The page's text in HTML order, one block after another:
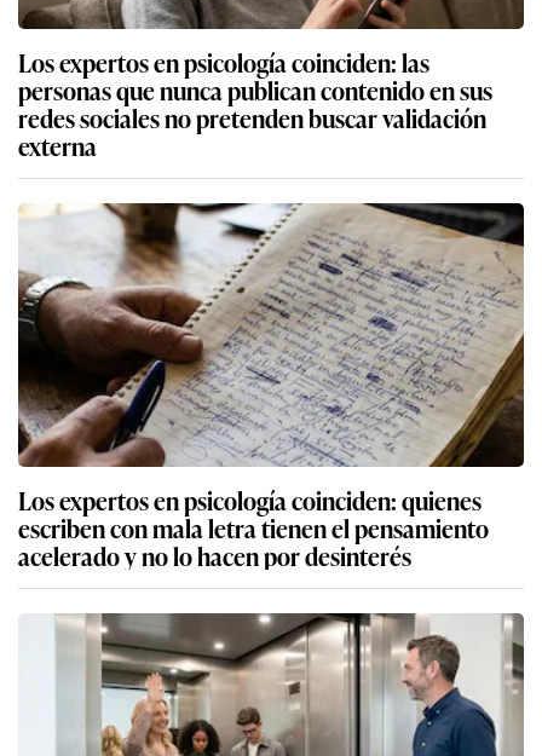
Los expertos en psicología coinciden: las
personas que nunca publican contenido en sus
redes sociales no pretenden buscar validación
externa
Los expertos en psicología coinciden: quienes
escriben con mala letra tienen el pensamiento
acelerado y no lo hacen por desinterés